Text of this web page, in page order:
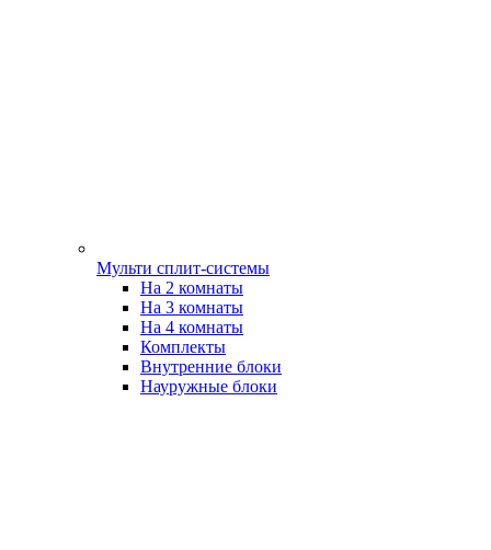
Мульти сплит-системы
На 2 комнаты
На 3 комнаты
На 4 комнаты
Комплекты
Внутренние блоки
Науружные блоки